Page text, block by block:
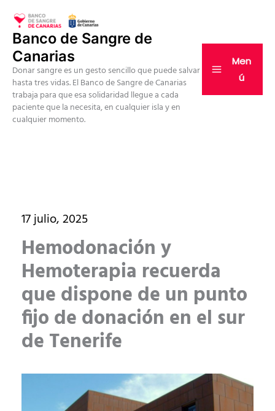
contenido
Banco de Sangre de
Canarias
Donar sangre es un gesto sencillo que puede salvar
hasta tres vidas. El Banco de Sangre de Canarias
trabaja para que esa solidaridad llegue a cada
paciente que la necesita, en cualquier isla y en
cualquier momento.
Men
ú
17 julio, 2025
Hemodonación y
Hemoterapia recuerda
que dispone de un punto
fijo de donación en el sur
de Tenerife